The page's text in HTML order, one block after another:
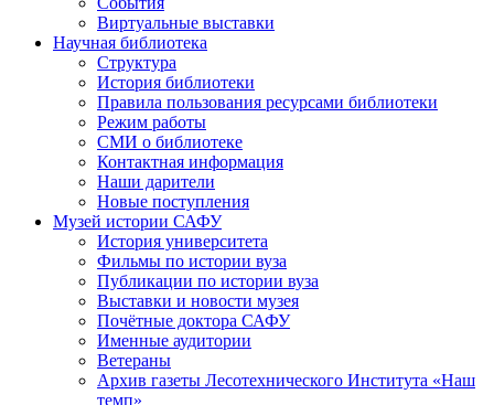
Виртуальные выставки
Научная библиотека
Структура
История библиотеки
Правила пользования ресурсами библиотеки
Режим работы
СМИ о библиотеке
Контактная информация
Наши дарители
Новые поступления
Музей истории САФУ
История университета
Фильмы по истории вуза
Публикации по истории вуза
Выставки и новости музея
Почётные доктора САФУ
Именные аудитории
Ветераны
Архив газеты Лесотехнического Института «Наш
темп»